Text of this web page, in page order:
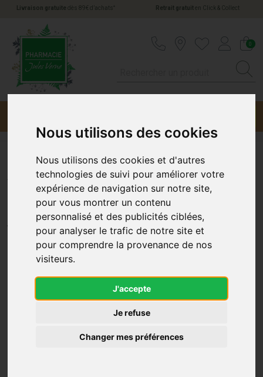
Nous utilisons des cookies
Nous utilisons des cookies et d'autres
technologies de suivi pour améliorer votre
expérience de navigation sur notre site,
pour vous montrer un contenu
personnalisé et des publicités ciblées,
pour analyser le trafic de notre site et
pour comprendre la provenance de nos
visiteurs.
J'accepte
Je refuse
Changer mes préférences
Livraison gratuite dès 89€ d’achats * Retrait gratuiten Click & Collect
0
Actipoche Petit Format
10X15 Cm
COOPER